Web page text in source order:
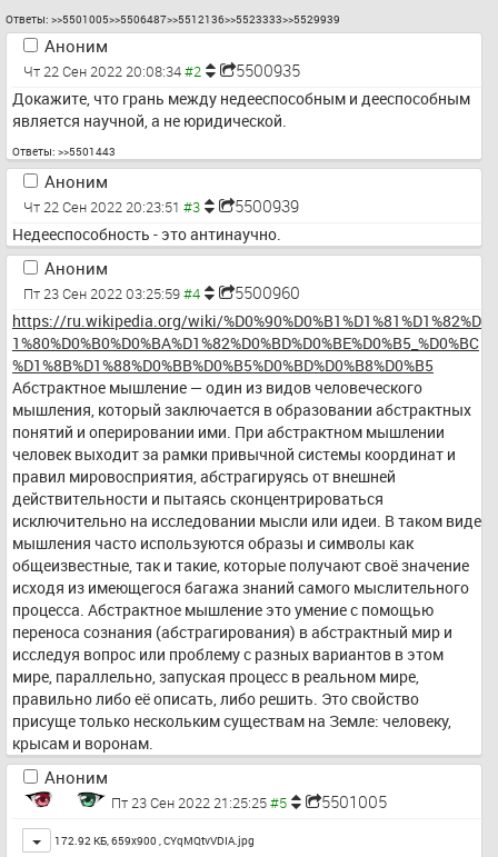
Ответы: >>5501005>>5506487>>5512136>>5523333>>5529939
Аноним
Чт 22 Сен 2022 20:08:34 5500935
Докажите, что грань между недееспособным и дееспособным
является научной, а не юридической.
Ответы: >>5501443
Аноним
Чт 22 Сен 2022 20:23:51 5500939
Недееспособность - это антинаучно.
Аноним
Пт 23 Сен 2022 03:25:59 5500960
https://ru.wikipedia.org/wiki/%D0%90%D0%B1%D1%81%D1%82%D
1%80%D0%B0%D0%BA%D1%82%D0%BD%D0%BE%D0%B5_%D0%BC
%D1%8B%D1%88%D0%BB%D0%B5%D0%BD%D0%B8%D0%B5
Абстрактное мышление — один из видов человеческого
мышления, который заключается в образовании абстрактных
понятий и оперировании ими. При абстрактном мышлении
человек выходит за рамки привычной системы координат и
правил мировосприятия, абстрагируясь от внешней
действительности и пытаясь сконцентрироваться
исключительно на исследовании мысли или идеи. В таком виде
мышления часто используются образы и символы как
общеизвестные, так и такие, которые получают своё значение
исходя из имеющегося багажа знаний самого мыслительного
процесса. Абстрактное мышление это умение с помощью
переноса сознания (абстрагирования) в абстрактный мир и
исследуя вопрос или проблему с разных вариантов в этом
мире, параллельно, запуская процесс в реальном мире,
правильно либо её описать, либо решить. Это свойство
присуще только нескольким существам на Земле: человеку,
крысам и воронам.
Аноним
Пт 23 Сен 2022 21:25:25 5501005
Toggle
172.92 КБ, 659x900 , CYqMQtvVDIA.jpg